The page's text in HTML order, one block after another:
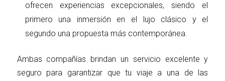
ofrecen experiencias excepcionales, siendo el
primero una inmersión en el lujo clásico y el
segundo una propuesta más contemporánea.
Ambas compañías brindan un servicio excelente y
seguro para garantizar que tu viaje a una de las